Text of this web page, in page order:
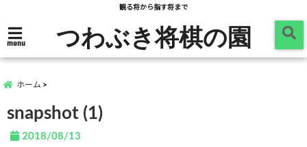
観る将から指す将まで
menu つわぶき将棋の園
ホーム
snapshot (1)
2018/08/13